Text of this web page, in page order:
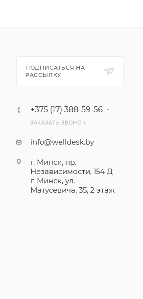
ПОДПИСАТЬСЯ НА
РАССЫЛКУ
+375 (17) 388-59-56
ЗАКАЗАТЬ ЗВОНОК
info@welldesk.by
г. Минск, пр.
Независимости, 154 Д
г. Минск, ул.
Матусевича, 35, 2 этаж